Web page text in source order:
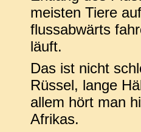
meisten Tiere
flussabwärts
läuft.
Das ist nicht
Rüssel, lange
allem hört man
Afrikas.